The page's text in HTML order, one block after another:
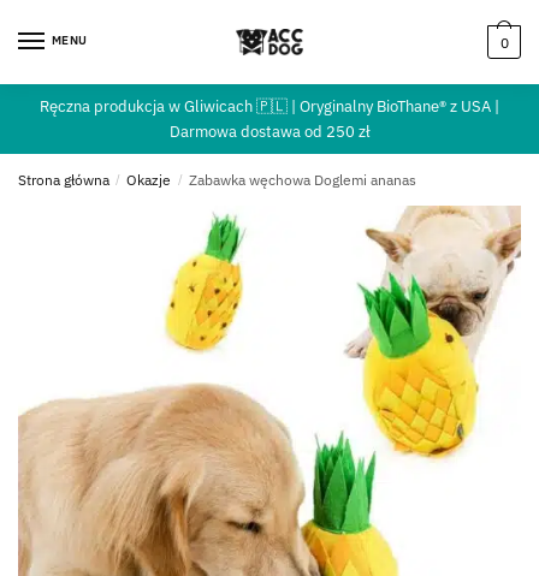
MENU 0
Ręczna produkcja w Gliwicach 🇵🇱 | Oryginalny BioThane® z USA |
Darmowa dostawa od 250 zł
Strona główna / Okazje / Zabawka węchowa Doglemi ananas